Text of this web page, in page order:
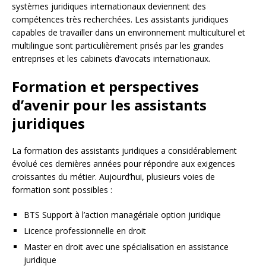
systèmes juridiques internationaux deviennent des
compétences très recherchées. Les assistants juridiques
capables de travailler dans un environnement multiculturel et
multilingue sont particulièrement prisés par les grandes
entreprises et les cabinets d’avocats internationaux.
Formation et perspectives
d’avenir pour les assistants
juridiques
La formation des assistants juridiques a considérablement
évolué ces dernières années pour répondre aux exigences
croissantes du métier. Aujourd’hui, plusieurs voies de
formation sont possibles :
BTS Support à l’action managériale option juridique
Licence professionnelle en droit
Master en droit avec une spécialisation en assistance
juridique